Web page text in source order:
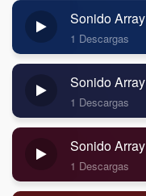
Sonido Array
1 Descargas
Sonido Array
1 Descargas
Sonido Array
1 Descargas